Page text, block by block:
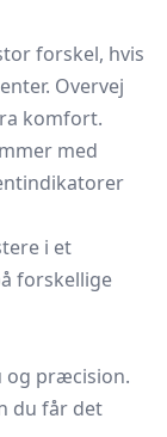
forskel, hvis
Overvej
komfort.
med
i et
forskellige
og præcision.
du får det